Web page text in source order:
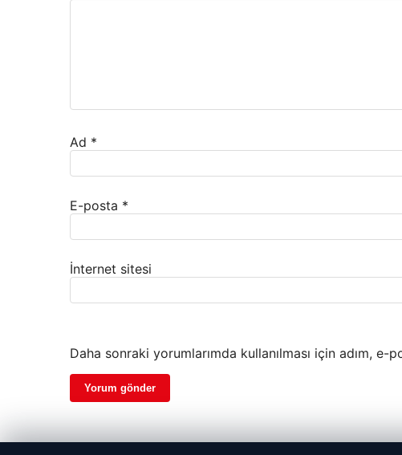
Ad *
E-posta *
İnternet sitesi
Daha sonraki yorumlarımda kullanılması için adım,